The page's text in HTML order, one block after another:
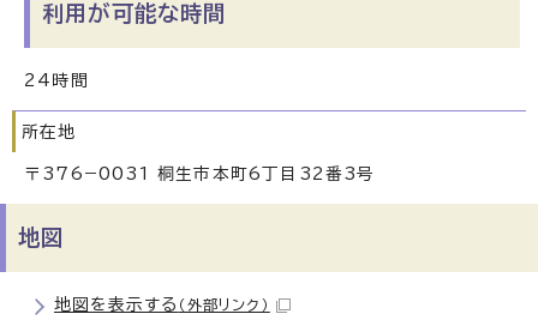
利用が可能な時間
24時間
所在地
〒376−0031 桐生市本町6丁目32番3号
地図
地図を表示する （外部リンク）